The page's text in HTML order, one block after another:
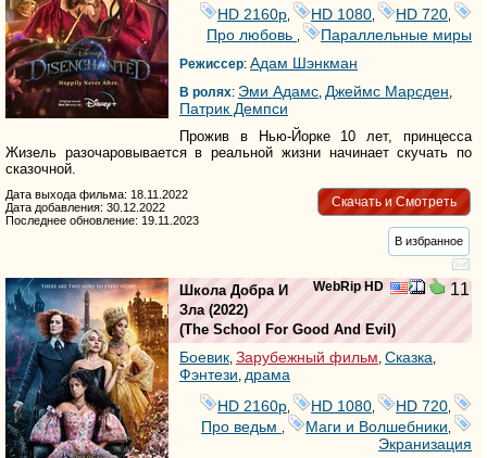
HD 2160р
HD 1080 HD 720
Про любовь Параллельные миры
Режиссер: Адам Шэнкман
В ролях: Эми Адамс Джеймс Марсден
Патрик Демпси
Прожив в Нью-Йорке 10 лет, принцесса
Жизель разочаровывается в реальной жизни начинает скучать по
сказочной.
Скачать и Смотреть
Дата выхода фильма: 18.11.2022
Дата добавления: 30.12.2022
Последнее обновление: 19.11.2023
В избранное
WebRip HD 11
Школа Добра И
Зла(2022)
(The School For Good And Evil )
Боевик, Зарубежный фильм, Сказка,
Фэнтези, драма
HD 2160р, HD 1080, HD 720,
Про ведьм , Маги и Волшебники,
Экранизация